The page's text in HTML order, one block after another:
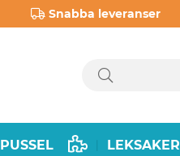
Snabba leveranser
PUSSEL LEKSAKER